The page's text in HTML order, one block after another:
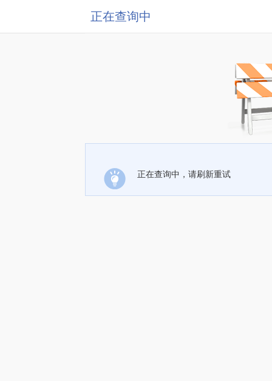
正在查询中
正在查询中，请刷新重试